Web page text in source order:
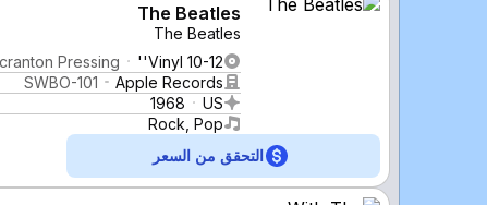
The Beatles
The Beatles
Vinyl 10-12''
Pressing
Apple Records
SWBO-101
US
1968
Rock, Pop
التحقق من السعر